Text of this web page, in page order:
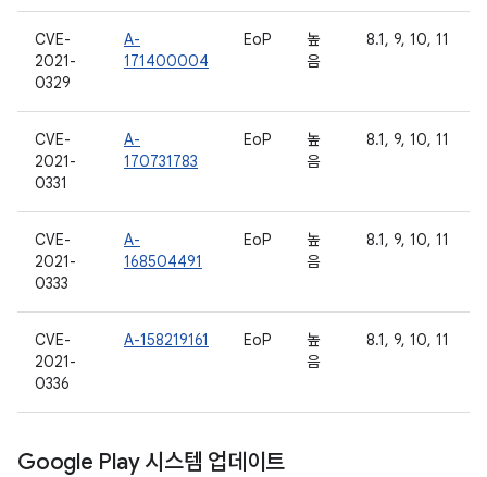
CVE-
2021-
0329
A-
171400004
EoP
높
음
8.1, 9, 10, 11
CVE-
2021-
0331
A-
170731783
EoP
높
음
8.1, 9, 10, 11
CVE-
2021-
0333
A-
168504491
EoP
높
음
8.1, 9, 10, 11
CVE-
2021-
0336
A-158219161 EoP
높
음
8.1, 9, 10, 11
Google Play 시스템 업데이트